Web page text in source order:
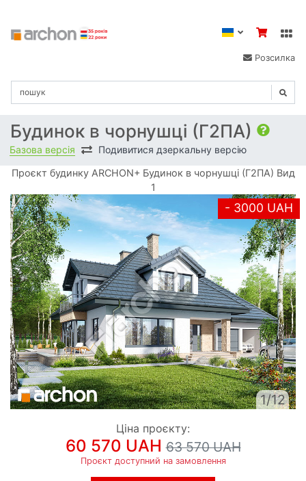
Розсилка
Будинок в чорнушці (Г2ПА)
Базова версія Подивитися дзеркальну версію
Проєкт будинку ARCHON+ Будинок в чорнушці (Г2ПА) Вид
1
- 3000 UAH
1/12
Ціна проєкту:
60 570 UAH63 570 UAH
Проєкт доступний на замовлення